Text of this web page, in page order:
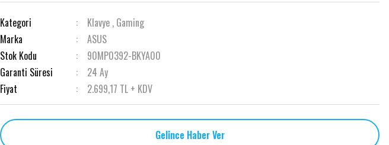
Kategori Klavye , Gaming
Marka
ASUS
Stok Kodu
90MP0392-BKYA00
Garanti Süresi
24 Ay
Fiyat
2.699,17 TL + KDV
Gelince Haber Ver